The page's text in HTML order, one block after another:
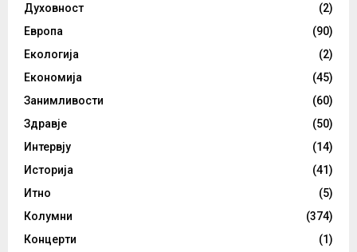
Духовност
(2)
Европа
(90)
Екологија
(2)
Економија
(45)
Занимливости
(60)
Здравје
(50)
Интервју
(14)
Историја
(41)
Итно
(5)
Колумни
(374)
Концерти
(1)